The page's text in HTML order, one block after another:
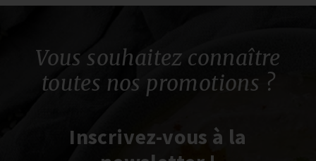
Vous souhaitez connaître
toutes nos promotions ?
Inscrivez-vous à la